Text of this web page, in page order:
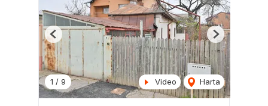
1 / 9 Video Harta
Previous Next